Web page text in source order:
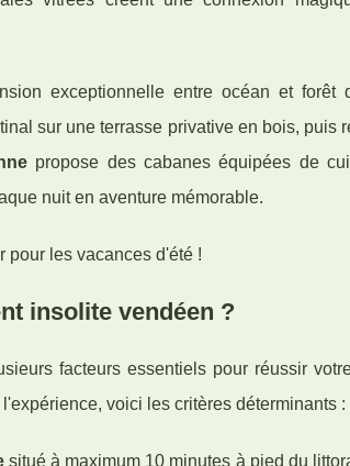
exceptionnelle entre océan et forêt
sur une terrasse privative en bois, puis
propose des cabanes équipées de
nuit en aventure mémorable.
pour les vacances d'été !
insolite vendéen ?
facteurs essentiels pour réussir
voici les critères déterminants :
situé à maximum 10 minutes à pied du